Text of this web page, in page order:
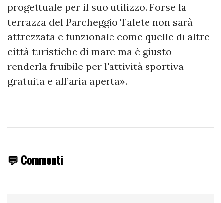
progettuale per il suo utilizzo. Forse la
terrazza del Parcheggio Talete non sarà
attrezzata e funzionale come quelle di altre
città turistiche di mare ma è giusto
renderla fruibile per l'attività sportiva
gratuita e all’aria aperta».
💬 Commenti